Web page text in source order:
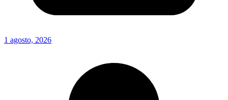
1 agosto, 2026